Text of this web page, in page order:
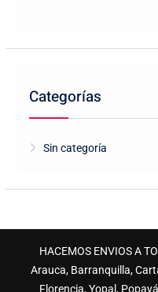
Categorías
Sin categoría
HACEMOS ENVIOS A
Arauca, Barranquilla,
Florencia, Yopal,